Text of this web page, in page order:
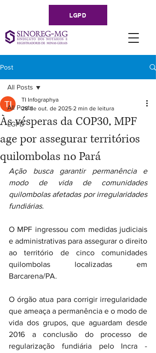
LGPD
Post
All Posts
LGPD
All Posts
Às vésperas da COP30, MPF
age por assegurar territórios
quilombolas no Pará
TI Infographya
28 de out. de 2025 2 min de leitura
Ação busca garantir permanência e
modo de vida de comunidades
quilombolas afetadas por irregularidades
fundiárias.
O MPF ingressou com medidas judiciais
e administrativas para assegurar o direito
ao território de cinco comunidades
quilombolas localizadas em
Barcarena/PA.
O órgão atua para corrigir irregularidade
que ameaça a permanência e o modo de
vida dos grupos, que aguardam desde
2016 a conclusão do processo de
regularização fundiária pelo Incra -